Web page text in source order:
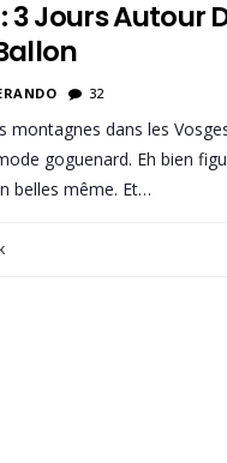
3 Jours Autour
32
montagnes dans les
goguenard. Eh bien
belles même. Et…